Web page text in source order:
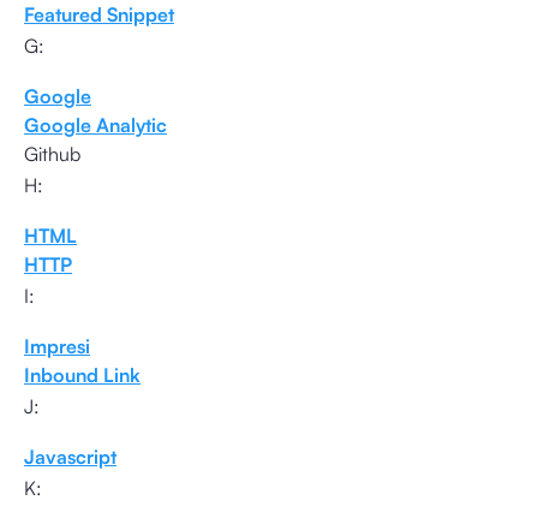
Featured Snippet
G:
Google
Google Analytic
Github
H:
HTML
HTTP
I:
Impresi
Inbound Link
J:
Javascript
K: